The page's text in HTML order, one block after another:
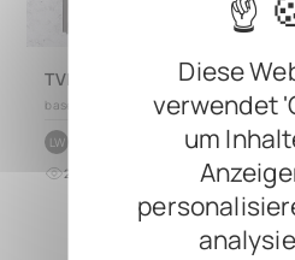
Diese
verwendet
um
TVL Queens of the Stone Age
based on CINQUE 5.4
LW
28 vor 10 Monaten